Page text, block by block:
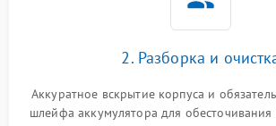
2. Разборка и
Аккуратное вскрытие корпуса и
шлейфа аккумулятора для